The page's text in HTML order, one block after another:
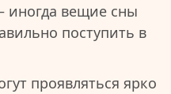
иногда вещие сны
поступить в
проявляться ярко